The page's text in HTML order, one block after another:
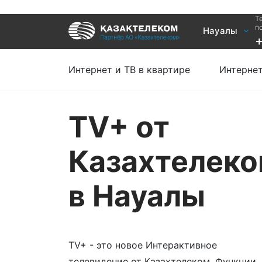
Науалы
Услуги
Интернет и ТВ в частном доме
Интернет
TV+
Интернет и ТВ в квартире
TV+ от
в Науалы
TV+ - это новое Интерактивное